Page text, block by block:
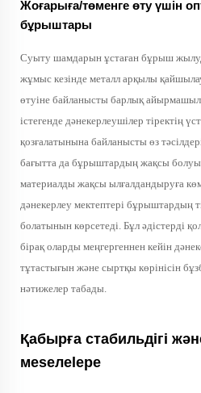
Жоғарыға/төменге өту үшін
бұрыштары
Суыту шамдарын ұстаған бұрыш
жұмыс кезінде металл арқылы
өтуіне байланысты барлық
істегенде дәнекерлеушілер тіректің
қозғалатынына байланысты өз
бағытта да бұрыштардың жақсы болуы
материалды жақсы ылғалдандыруға
дәнекерлеу мектептері бұрыштардың
болатынын көрсетеді. Бұл әдістерді
бірақ оларды меңгергеннен кейін
тұтастығын және сыртқы көрінісін
нәтижелер табады.
Қабырға стабильдігі
мeseлеlepe